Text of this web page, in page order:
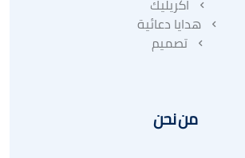
هدايا دعائية
تصميم
من نحن